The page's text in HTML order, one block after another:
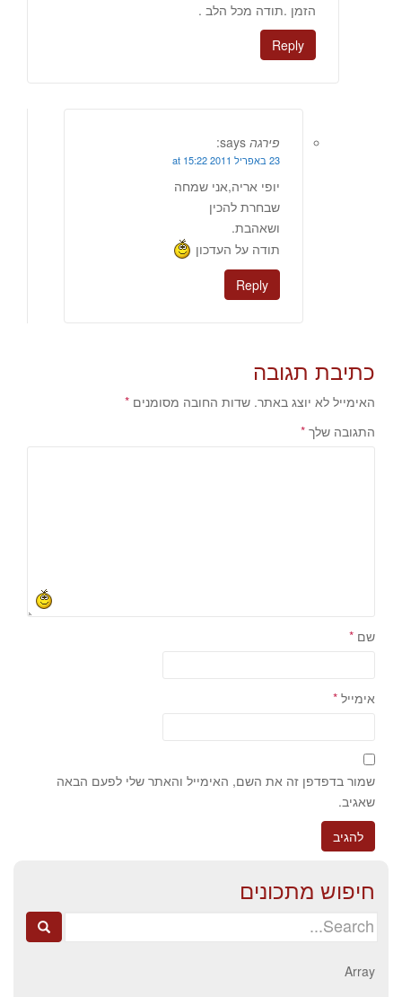
הזמן .תודה מכל הלב .
Reply
פירגה says:
23 באפריל 2011 at 15:22
יופי אריה,אני שמחה
שבחרת להכין
ושאהבת.
תודה על העדכון
Reply
כתיבת תגובה
האימייל לא יוצג באתר. שדות החובה מסומנים *
התגובה שלך *
שם *
אימייל *
שמור בדפדפן זה את השם, האימייל והאתר שלי לפעם הבאה
שאגיב.
חיפוש מתכונים
Search
Array